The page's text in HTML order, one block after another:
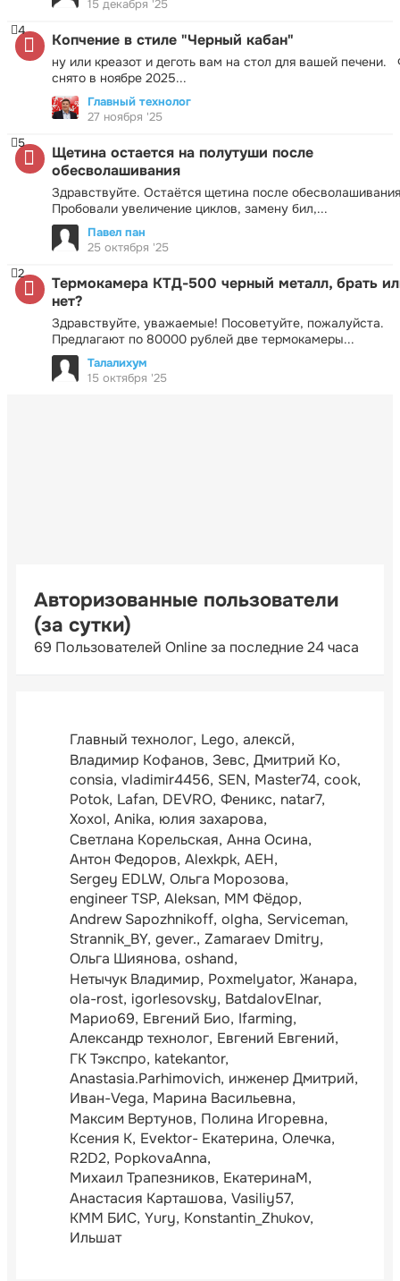
15 декабря '25
Копчение в стиле "Черный кабан"
ну или креазот и деготь вам на стол для вашей печени.
снято в ноябре 2025...
4
Главный технолог
27 ноября '25
Щетина остается на полутуши после
обесволашивания
Здравствуйте. Остаётся щетина после
Пробовали увеличение циклов, замену бил,...
5
Павел пан
25 октября '25
Термокамера КТД-500 черный металл, брать
нет?
Здравствуйте, уважаемые! Посоветуйте, пожалуйста.
Предлагают по 80000 рублей две термокамеры...
2
Талалихум
15 октября '25
Авторизованные пользователи
(за сутки)
69 Пользователей Online за последние 24 часа
Главный технолог Lego алексй
Владимир Кофанов Зевс Дмитрий Ко
consia vladimir4456 SEN Master74 cook
Potok Lafan DEVRO Феникс natar7
Xoxol Anika юлия захарова
Светлана Корельская Анна Осина
Антон Федоров Alexkpk АЕН
Sergey EDLW Ольга Морозова
engineer TSP Aleksan ММ Фёдор
Andrew Sapozhnikoff olgha Serviceman
Strannik_BY gever. Zamaraev Dmitry
Ольга Шиянова oshand
Нетычук Владимир Poxmelyator Жанара
ola-rost igorlesovsky BatdalovElnar
Марио69 Евгений Био Ifarming
Александр технолог Евгений Евгений
ГК Тэкспро katekantor
Anastasia.Parhimovich инженер Дмитрий
Иван-Vega Марина Васильевна
Максим Вертунов Полина Игоревна
Ксения К Evektor- Екатерина Олечка
R2D2 PopkovaAnna
Михаил Трапезников ЕкатеринаМ
Анастасия Карташова Vasiliy57
КММ БИС Yury Konstantin_Zhukov
Ильшат